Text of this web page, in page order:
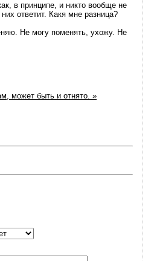
в принципе, и никто вообще не
ответит. Какя мне разница?
Не могу поменять, ухожу. Не
может быть и отнято. »